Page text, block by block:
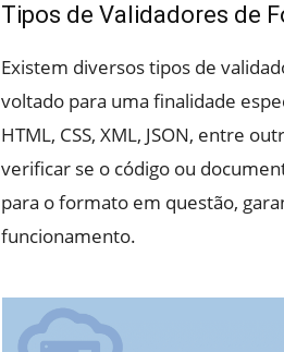
Tipos de Validadores de
Existem diversos tipos de
voltado para uma finalidade
HTML, CSS, XML, JSON, entre
verificar se o código ou
para o formato em questão,
funcionamento.